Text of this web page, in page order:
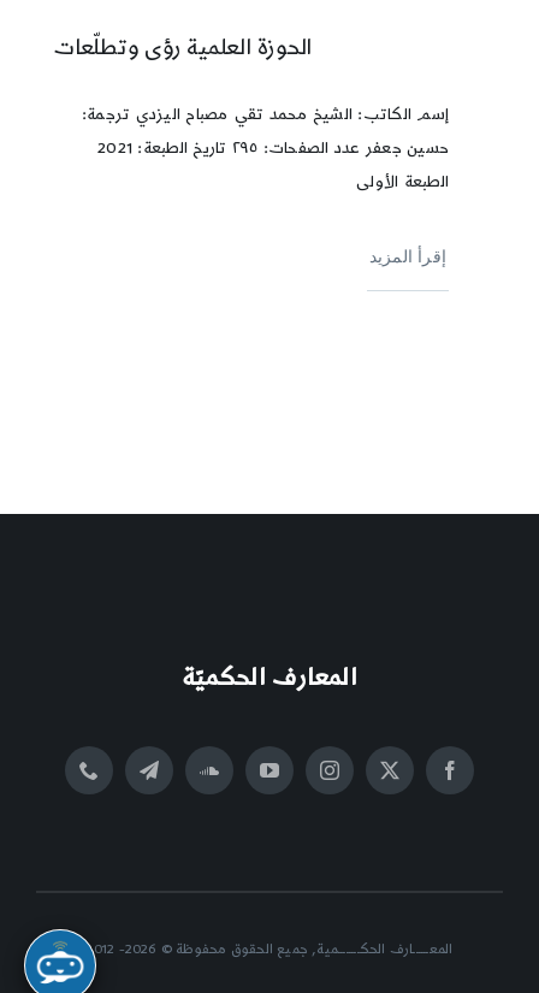
الحوزة العلمية رؤى وتطلّعات
إسم الكاتب: الشيخ محمد تقي مصباح اليزدي ترجمة:
حسين جعفر عدد الصفحات: ٢٩٥ تاريخ الطبعة: 2021
الطبعة الأولى
إقرأ المزيد
المعارف الحكميّة
المعــــــارف الحكــــــــمية, جميع الحقوق محفوظة © 2026- 2012